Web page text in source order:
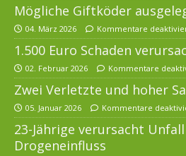
Mögliche Giftköder
04. März 2026 Kommentare
1.500 Euro Schaden
02. Februar 2026 Kommentare
Zwei Verletzte und hoher
05. Januar 2026 Kommentare
23-Jährige verursacht
Drogeneinfluss